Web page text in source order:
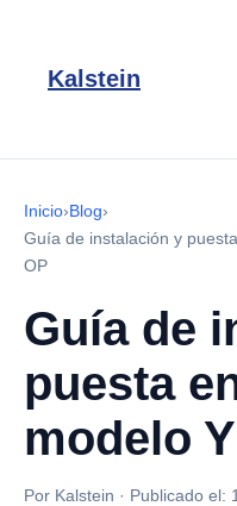
Kalstein
Inicio›Blog›
Guía de instalación y
OP
Guía de
puesta
modelo
Por Kalstein · Publicado el: